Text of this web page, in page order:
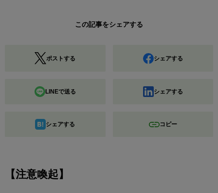
この記事をシェアする
ポストする シェアする
LINEで送る シェアする
シェアする コピー
【注意喚起】